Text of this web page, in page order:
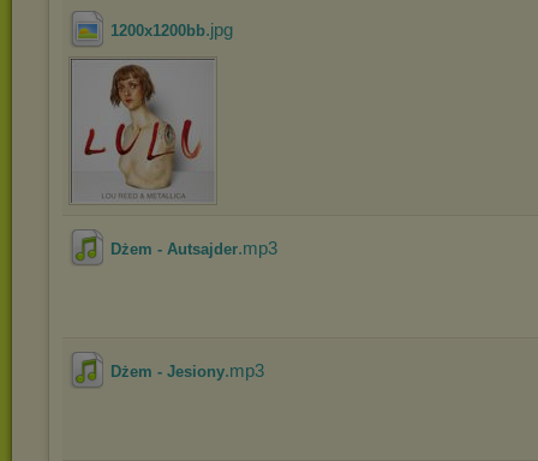
1200x1200bb.jpg
Dżem - Autsajder.mp3
Dżem - Jesiony.mp3